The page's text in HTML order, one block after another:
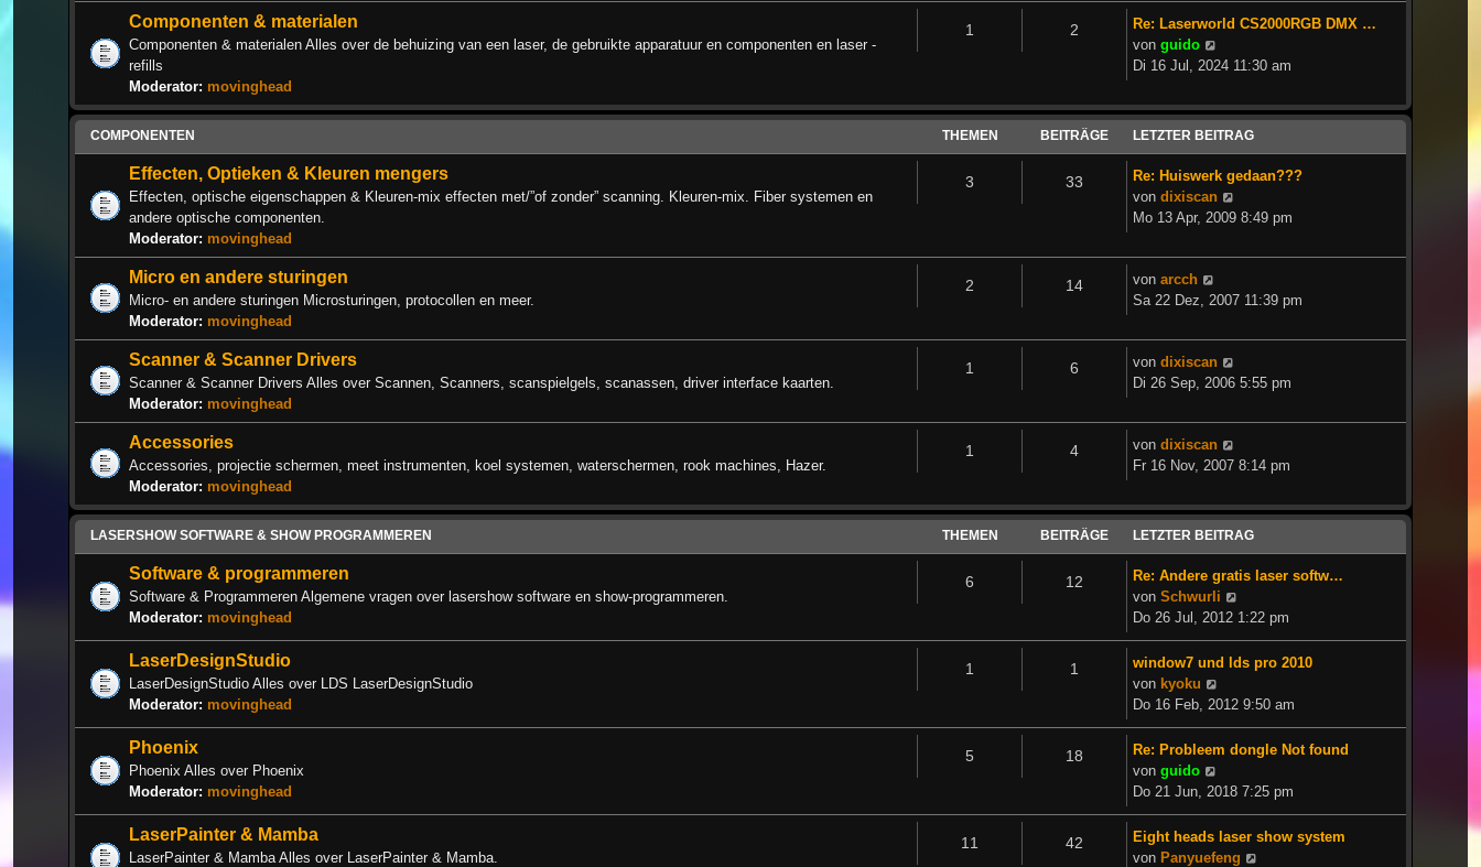
Componenten & materialen
Componenten & materialen Alles over de behuizing van een laser, de gebruikte apparatuur en componenten en laser -
refills
Moderator: movinghead
1 2
Re: Laserworld CS2000RGB DMX …
von guido
Beitrag
Di 16 Jul, 2024 11:30 am
COMPONENTEN THEMEN BEITRÄGE LETZTER BEITRAG
Effecten, Optieken & Kleuren mengers
Effecten, optische eigenschappen & Kleuren-mix effecten met/”of zonder” scanning. Kleuren-mix. Fiber systemen en
andere optische componenten.
Moderator: movinghead
3 33
Re: Huiswerk gedaan???
von dixiscan
Beitrag
Mo 13 Apr, 2009 8:49 pm
Micro en andere sturingen
Micro- en andere sturingen Microsturingen, protocollen en meer.
Moderator: movinghead
2 14 von arcch
Beitrag
Sa 22 Dez, 2007 11:39 pm
Scanner & Scanner Drivers
Scanner & Scanner Drivers Alles over Scannen, Scanners, scanspielgels, scanassen, driver interface kaarten.
Moderator: movinghead
1 6 von dixiscan
Beitrag
Di 26 Sep, 2006 5:55 pm
Accessories
Accessories, projectie schermen, meet instrumenten, koel systemen, waterschermen, rook machines, Hazer.
Moderator: movinghead
1 4 von dixiscan
Beitrag
Fr 16 Nov, 2007 8:14 pm
LASERSHOW SOFTWARE & SHOW PROGRAMMEREN THEMEN BEITRÄGE LETZTER BEITRAG
Software & programmeren
Software & Programmeren Algemene vragen over lasershow software en show-programmeren.
Moderator: movinghead
6 12
Re: Andere gratis laser softw…
von Schwurli
Beitrag
Do 26 Jul, 2012 1:22 pm
LaserDesignStudio
LaserDesignStudio Alles over LDS LaserDesignStudio
Moderator: movinghead
1 1
window7 und lds pro 2010
von kyoku
Beitrag
Do 16 Feb, 2012 9:50 am
Phoenix
Phoenix Alles over Phoenix
Moderator: movinghead
5 18
Re: Probleem dongle Not found
von guido
Beitrag
Do 21 Jun, 2018 7:25 pm
LaserPainter & Mamba
LaserPainter & Mamba Alles over LaserPainter & Mamba.
11 42
Eight heads laser show system
von Panyuefeng